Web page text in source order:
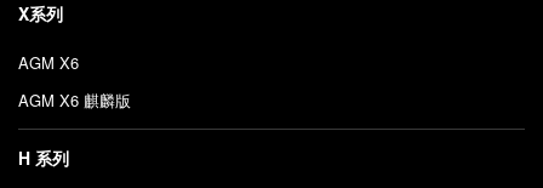
X系列
AGM X6
AGM X6 麒麟版
H 系列